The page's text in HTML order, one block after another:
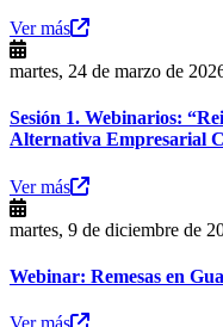
Ver más
martes, 24 de marzo de
Sesión 1. Webinarios:
Alternativa Empresarial
Ver más
martes, 9 de diciembre de
Webinar: Remesas en